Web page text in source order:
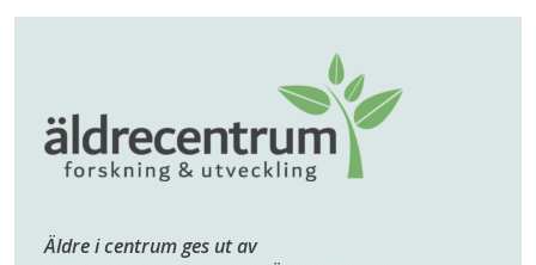
Äldre i centrum ges ut av